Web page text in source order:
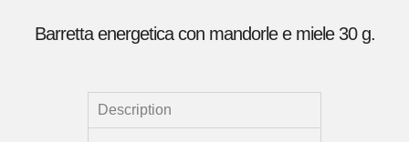
Barretta energetica con mandorle e miele 30 g.
Description